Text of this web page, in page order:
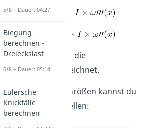
E mal I wird auch als die
Biegesteifigkeit bezeichnet.
Die verschiedenen Größen kannst du
auch grafisch darstellen:
5/8 – Dauer: 04:27
Biegung
berechnen -
Dreieckslast
6/8 – Dauer: 05:14
Eulersche
Knickfälle
berechnen